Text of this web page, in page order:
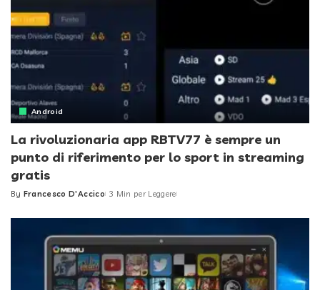
Android
La rivoluzionaria app RBTV77 è sempre un
punto di riferimento per lo sport in streaming
gratis
Posted
By Francesco D'Accico 3 Min per Leggere